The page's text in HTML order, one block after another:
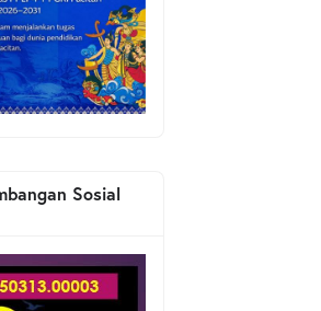
Sosial